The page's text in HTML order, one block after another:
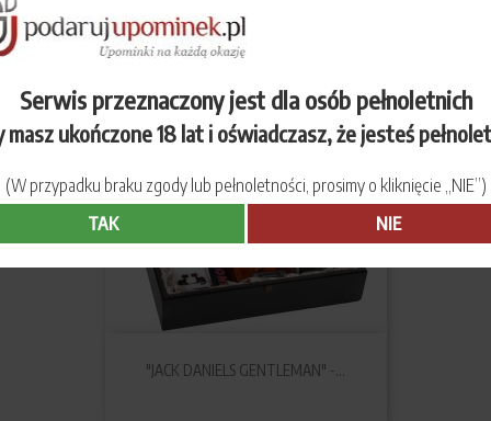
Serwis przeznaczony jest dla osób pełnoletnich
masz ukończone 18 lat i oświadczasz, że jesteś
(W przypadku braku zgody lub pełnoletności, prosimy o kliknięcie „NIE”)
TAK
NIE
"JACK DANIELS GENTLEMAN" -...